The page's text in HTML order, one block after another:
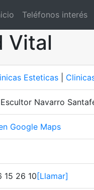
Teléfonos interés
Vital
Esteticas
Navarro
Google Maps
15 26 10[Llamar]